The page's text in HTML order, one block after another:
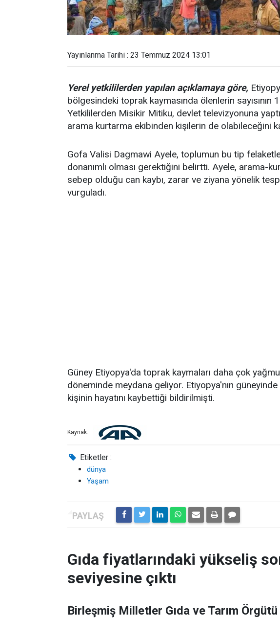
Yayınlanma Tarihi : 23 Temmuz 2024 13:01
Yerel yetkililerden yapılan açıklamaya göre,
bölgesindeki toprak kaymasında ölenlerin
Yetkililerden Misikir Mitiku, devlet televizyonuna
arama kurtarma ekibinden kişilerin de olabileceğini
Gofa Valisi Dagmawi Ayele, toplumun bu tip
donanımlı olması gerektiğini belirtti. Ayele, arama-
sebep olduğu can kaybı, zarar ve ziyana yönelik
vurguladı.
Güney Etiyopya'da toprak kaymaları daha çok
döneminde meydana geliyor. Etiyopya'nın
kişinin hayatını kaybettiği bildirilmişti.
Kaynak:
Etiketler :
dünya
Yaşam
Gıda fiyatlarındaki yükseliş
seviyesine çıktı
Birleşmiş Milletler Gıda ve Tarım